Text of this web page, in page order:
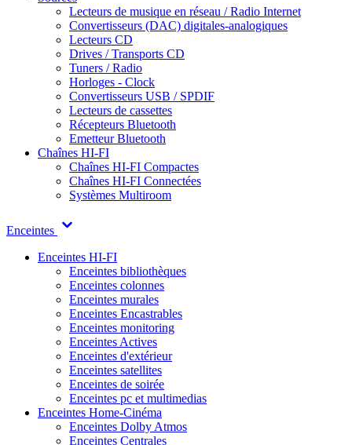
Lecteurs de musique en réseau / Radio Internet
Convertisseurs (DAC) digitales-analogiques
Lecteurs CD
Drives / Transports CD
Tuners / Radio
Horloges - Clock
Convertisseurs USB / SPDIF
Lecteurs de cassettes
Récepteurs Bluetooth
Emetteur Bluetooth
Chaînes HI-FI
Chaînes HI-FI Compactes
Chaînes HI-FI Connectées
Systèmes Multiroom
Enceintes
Enceintes HI-FI
Enceintes bibliothèques
Enceintes colonnes
Enceintes murales
Enceintes Encastrables
Enceintes monitoring
Enceintes Actives
Enceintes d'extérieur
Enceintes satellites
Enceintes de soirée
Enceintes pc et multimedias
Enceintes Home-Cinéma
Enceintes Dolby Atmos
Enceintes Centrales